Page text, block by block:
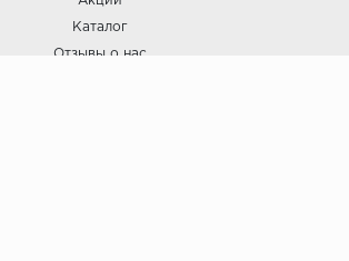
Каталог
Отзывы о нас